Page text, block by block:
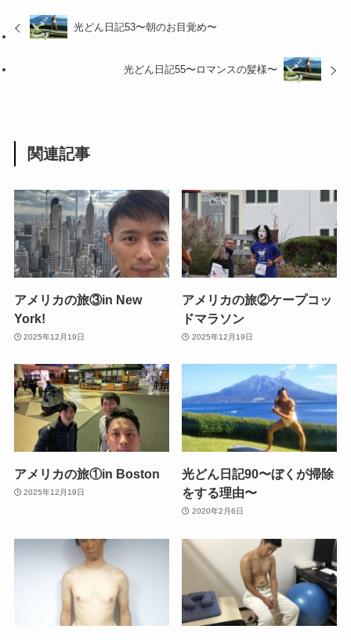
光どん日記53〜朝のお目覚め〜
光どん日記55〜ロマンスの髪様〜
関連記事
アメリカの旅③in New
York!
2025年12月19日
アメリカの旅②ケープコッ
ドマラソン
2025年12月19日
アメリカの旅①in Boston
2025年12月19日
光どん日記90〜ぼくが掃除
をする理由〜
2020年2月6日